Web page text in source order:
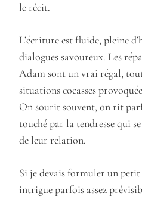
le récit.
L’écriture est fluide, pleine
dialogues savoureux. Les
Adam sont un vrai régal,
situations cocasses
On sourit souvent, on rit
touché par la tendresse qui
de leur relation.
Si je devais formuler un
intrigue parfois assez